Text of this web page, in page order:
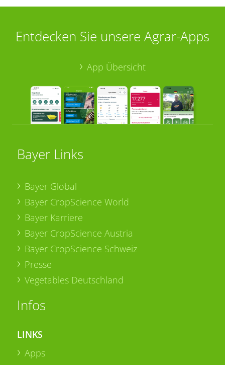
Entdecken Sie unsere Agrar-Apps
App Übersicht
Bayer Links
Bayer Global
Bayer CropScience World
Bayer Karriere
Bayer CropScience Austria
Bayer CropScience Schweiz
Presse
Vegetables Deutschland
Infos
LINKS
Apps